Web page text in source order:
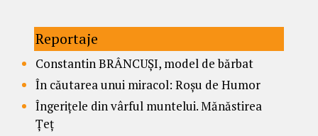
Reportaje
Constantin BRÂNCUȘI, model de bărbat
În căutarea unui miracol: Roșu de Humor
Îngerițele din vârful muntelui. Mănăstirea
Țeț